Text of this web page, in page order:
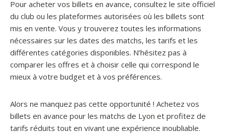
Pour acheter vos billets en avance, consultez le site officiel
du club ou les plateformes autorisées où les billets sont
mis en vente. Vous y trouverez toutes les informations
nécessaires sur les dates des matchs, les tarifs et les
différentes catégories disponibles. N’hésitez pas à
comparer les offres et à choisir celle qui correspond le
mieux à votre budget et à vos préférences.
Alors ne manquez pas cette opportunité ! Achetez vos
billets en avance pour les matchs de Lyon et profitez de
tarifs réduits tout en vivant une expérience inoubliable.